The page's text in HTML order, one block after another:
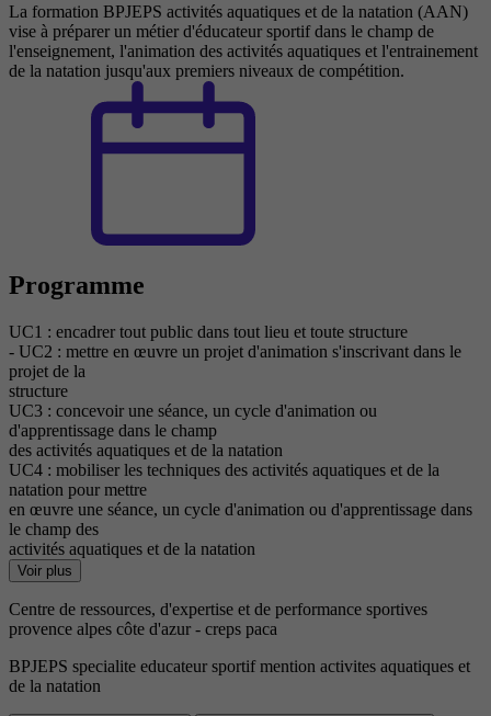
La formation BPJEPS activités aquatiques et de la natation (AAN)
vise à préparer un métier d'éducateur sportif dans le champ de
l'enseignement, l'animation des activités aquatiques et l'entrainement
de la natation jusqu'aux premiers niveaux de compétition.
Programme
UC1 : encadrer tout public dans tout lieu et toute structure
- UC2 : mettre en œuvre un projet d'animation s'inscrivant dans le
projet de la
structure
UC3 : concevoir une séance, un cycle d'animation ou
d'apprentissage dans le champ
des activités aquatiques et de la natation
UC4 : mobiliser les techniques des activités aquatiques et de la
natation pour mettre
en œuvre une séance, un cycle d'animation ou d'apprentissage dans
le champ des
activités aquatiques et de la natation
Voir plus
Centre de ressources, d'expertise et de performance sportives
provence alpes côte d'azur - creps paca
BPJEPS specialite educateur sportif mention activites aquatiques et
de la natation